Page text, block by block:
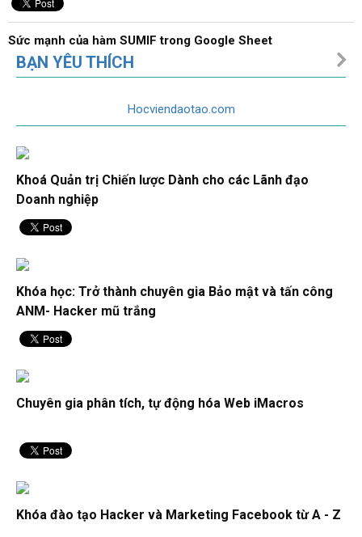
Sức mạnh của hàm SUMIF trong Google Sheet
Cách cố định cột trong excel chi tiết từng bước
Excel - Hướng dẫn chụp hình toàn bộ trang tính (sheet),
không bị vỡ nét, không cần cắt phép
nhanh trong 5s
Cách chỉnh lỗi font chữ trong Excel đơn giản nhanh chóng
BẠN YÊU THÍCH
Hocviendaotao.com
Khoá Quản trị Chiến lược Dành cho các Lãnh đạo
Doanh nghiệp
Khóa học: Trở thành chuyên gia Bảo mật và tấn công
ANM- Hacker mũ trắng
Chuyên gia phân tích, tự động hóa Web iMacros
Khóa đào tạo Hacker và Marketing Facebook từ A - Z